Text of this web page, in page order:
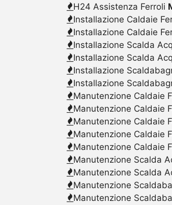
H24 Assistenza Ferroli
Installazione Caldaie
Installazione Caldaie
Installazione Scalda
Installazione Scalda
Installazione
Installazione
Manutenzione Caldaie
Manutenzione Caldaie
Manutenzione Caldaie
Manutenzione Caldaie
Manutenzione Caldaie
Manutenzione Scalda
Manutenzione Scalda
Manutenzione
Manutenzione